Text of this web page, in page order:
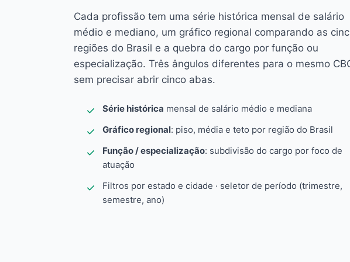
Cada profissão tem uma série histórica mensal de salário
médio e mediano, um gráfico regional comparando as
regiões do Brasil e a quebra do cargo por função ou
especialização. Três ângulos diferentes para o mesmo
sem precisar abrir cinco abas.
Série histórica mensal de salário médio e mediana
Gráfico regional: piso, média e teto por região do Brasil
Função / especialização: subdivisão do cargo por foco de
atuação
Filtros por estado e cidade · seletor de período (trimestre,
semestre, ano)